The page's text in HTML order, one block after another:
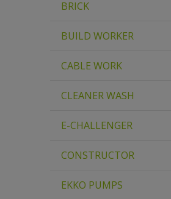
BRICK
BUILD WORKER
CABLE WORK
CLEANER WASH
E-CHALLENGER
CONSTRUCTOR
EKKO PUMPS